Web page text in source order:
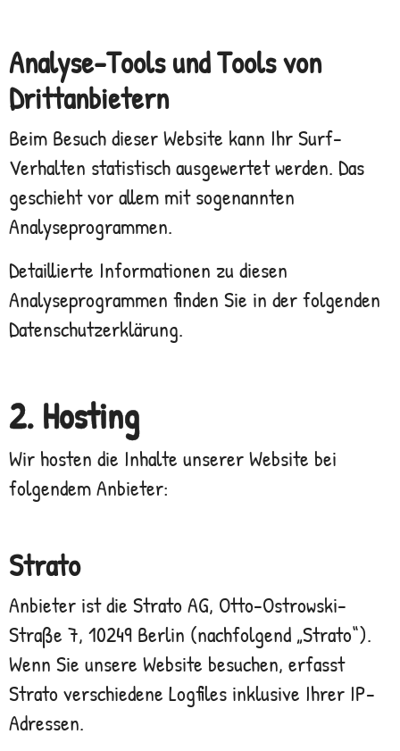
Analyse-Tools und Tools von
Dritt­anbietern
Beim Besuch dieser Website kann Ihr Surf-
Verhalten statistisch ausgewertet werden. Das
geschieht vor allem mit sogenannten
Analyseprogrammen.
Detaillierte Informationen zu diesen
Analyseprogrammen finden Sie in der folgenden
Datenschutzerklärung.
2. Hosting
Wir hosten die Inhalte unserer Website bei
folgendem Anbieter:
Strato
Anbieter ist die Strato AG, Otto-Ostrowski-
Straße 7, 10249 Berlin (nachfolgend „Strato“).
Wenn Sie unsere Website besuchen, erfasst
Strato verschiedene Logfiles inklusive Ihrer IP-
Adressen.